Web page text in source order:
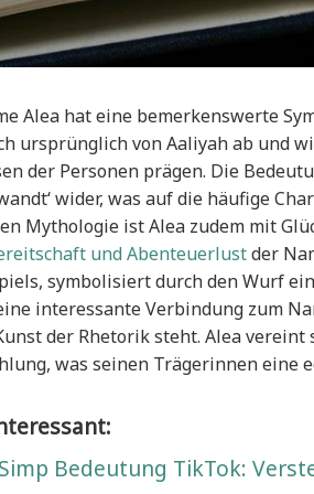
Alea hat eine bemerkenswerte
ursprünglich von Aaliyah ab und
der Personen prägen. Die
wider, was auf die häufige
Mythologie ist Alea zudem mit
und Abenteuerlustder
symbolisiert durch den Wurf
interessante Verbindung zum
der Rhetorik steht. Alea
was seinen Trägerinnen eine
Simp Bedeutung TikTok: